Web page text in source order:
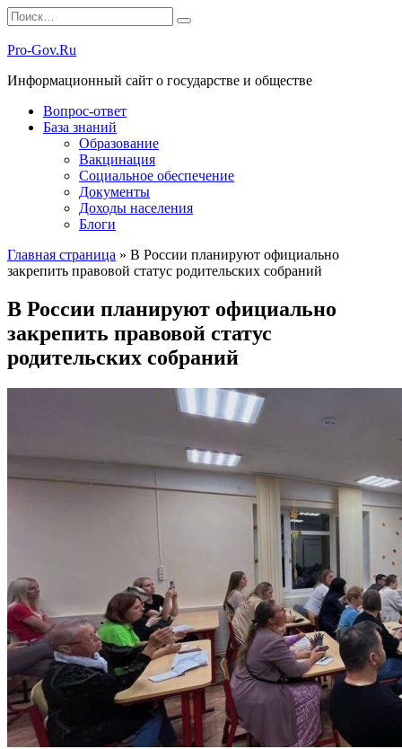
Перейти
к
содержанию
Search
for:
Pro-Gov.Ru
Информационный сайт о государстве и обществе
Вопрос-ответ
База знаний
Образование
Вакцинация
Социальное обеспечение
Документы
Доходы населения
Блоги
Главная страница » В России планируют официально
закрепить правовой статус родительских собраний
В России планируют официально
закрепить правовой статус
родительских собраний